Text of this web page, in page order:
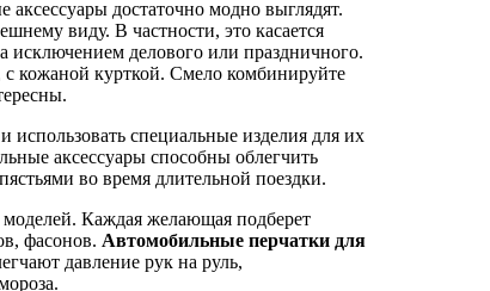
достаточно модно выглядят.
виду. В частности, это касается
исключением делового или праздничного.
кожаной курткой. Смело комбинируйте
специальные изделия для их
аксессуары способны облегчить
во время длительной поездки.
Каждая желающая подберет
фасонов. Автомобильные перчатки для
давление рук на руль,